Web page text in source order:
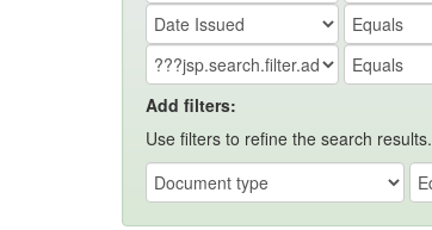
Add filters:
Use filters to refine the search results.